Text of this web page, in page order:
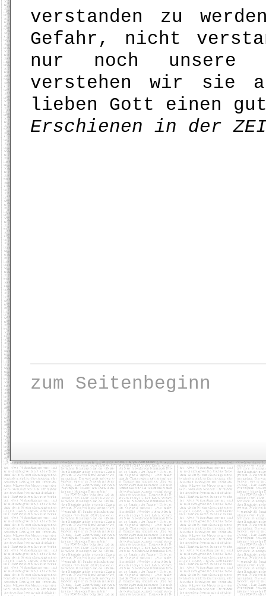
verstanden zu
Gefahr, nicht
nur noch unsere
verstehen wir sie
lieben Gott einen
Erschienen in der
zum Seitenbeginn